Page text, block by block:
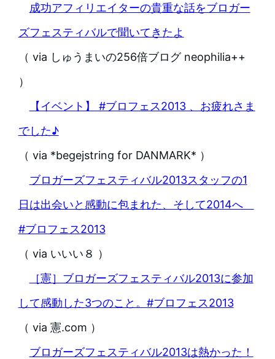
成功アフィリエイターの貴重な話をブロガー
ズフェスティバルで聞いてきたよ
（ via しゅうまいの256倍ブログ neophilia++
）
【イベント】 #ブロフェス2013 、お疲れさま
でした♪
（ via *begejstring for DANMARK* ）
ブロガーズフェスティバル2013スタッフの1
日は出会いと感動に包まれた、そして2014へ
#ブロフェス2013
（ via いいい８ ）
［憲］ブロガーズフェスティバル2013に参加
して感動した3つのこと。#ブロフェス2013
（ via 憲.com ）
ブロガーズフェスティバル2013は熱かった！